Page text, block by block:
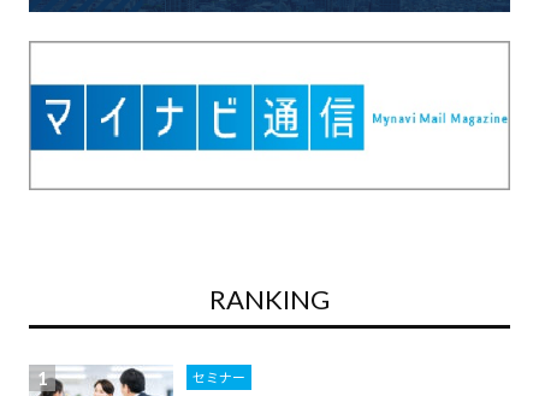
RANKING
セミナー